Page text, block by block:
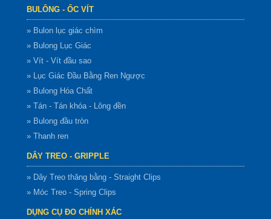
BULÔNG - ỐC VÍT
» Bulon lục giác chìm
» Bulong Lục Giác
» Vít - Vít đầu sao
» Lục Giác Đầu Bằng Ren Ngược
» Bulong Hóa Chất
» Tán - Tán khóa - Lông đền
» Bulong đầu tròn
» Thanh ren
DÂY TREO - GRIPPLE
» Dây Treo thăng bằng - Straight Clips
» Móc Treo - Spring Clips
DỤNG CỤ ĐO CHÍNH XÁC